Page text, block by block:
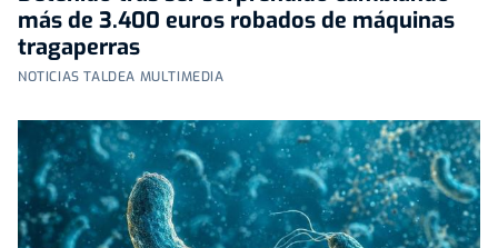
más de 3.400 euros robados de máquinas
tragaperras
NOTICIAS TALDEA MULTIMEDIA